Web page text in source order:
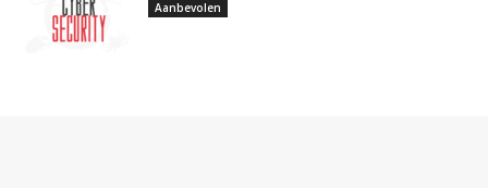
Aanbevolen